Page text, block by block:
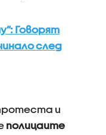
Говорят
след
и
полицаите